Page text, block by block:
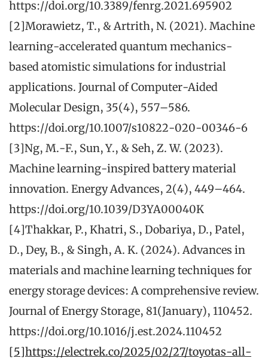
https://doi.org/10.3389/fenrg.2021.695902
[2]Morawietz, T., & Artrith, N. (2021). Machine
learning-accelerated quantum mechanics-
based atomistic simulations for industrial
applications. Journal of Computer-Aided
Molecular Design, 35(4), 557–586.
https://doi.org/10.1007/s10822-020-00346-6
[3]Ng, M.-F., Sun, Y., & Seh, Z. W. (2023).
Machine learning-inspired battery material
innovation. Energy Advances, 2(4), 449–464.
https://doi.org/10.1039/D3YA00040K
[4]Thakkar, P., Khatri, S., Dobariya, D., Patel,
D., Dey, B., & Singh, A. K. (2024). Advances in
materials and machine learning techniques for
energy storage devices: A comprehensive review.
Journal of Energy Storage, 81(January), 110452.
https://doi.org/10.1016/j.est.2024.110452
[5]https://electrek.co/2025/02/27/toyotas-all-